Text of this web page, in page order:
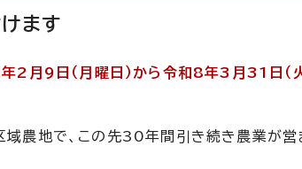
ます
2月9日（月曜日）から令和8年3月31日（火
農地で、この先30年間引き続き農業が営